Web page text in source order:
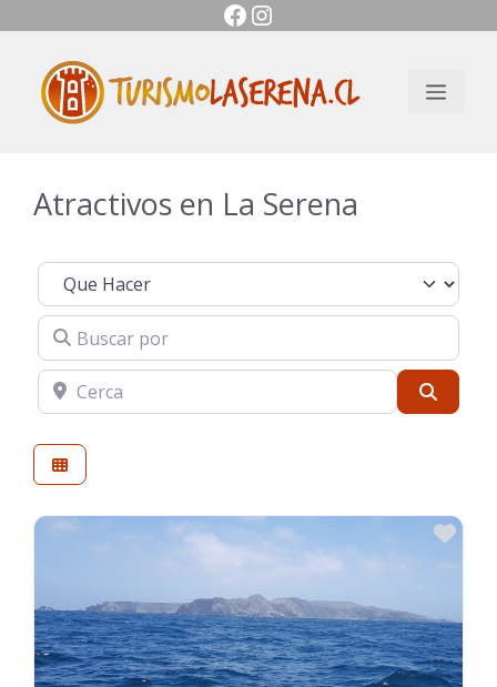
contenido
Facebook
Instagram
Menú
Atractivos en La Serena
Seleccionar el formulario de búsqueda
Buscar por
Cerca